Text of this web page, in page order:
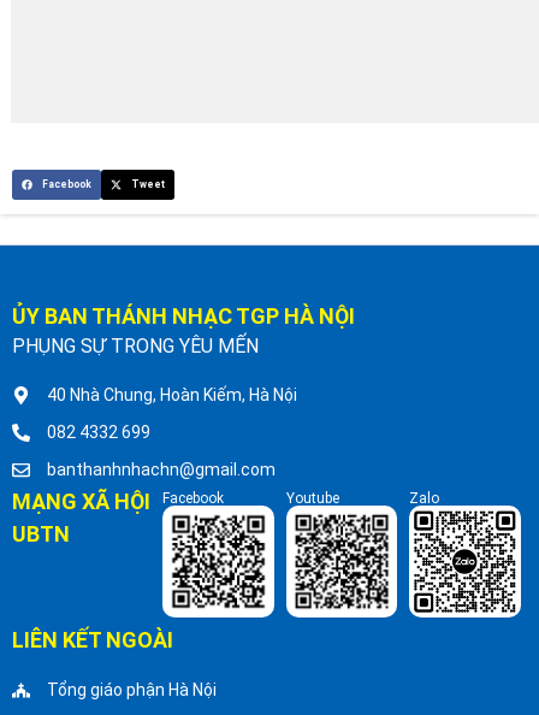
Facebook Tweet
ỦY BAN THÁNH NHẠC TGP HÀ NỘI
PHỤNG SỰ TRONG YÊU MẾN
40 Nhà Chung, Hoàn Kiếm, Hà Nội
082 4332 699
banthanhnhachn@gmail.com
MẠNG XÃ HỘI
UBTN
Facebook Youtube Zalo
LIÊN KẾT NGOÀI
Tổng giáo phận Hà Nội